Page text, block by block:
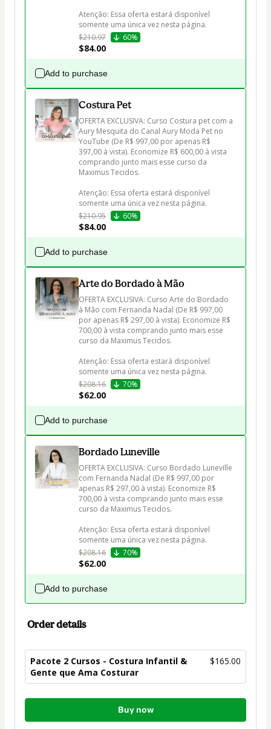
Atenção: Essa oferta estará disponível
$210.97
60%
$84.00
Add to purchase
Costura Pet
OFERTA EXCLUSIVA: Curso Costura pet com a
Aury Mesquita do Canal Aury Moda Pet no
YouTube (De R$ 997,00 por apenas R$
397,00 à vista). Economize R$ 600,00 à vista
comprando junto mais esse curso da
Maximus Tecidos.
Atenção: Essa oferta estará disponível
somente uma única vez nesta página.
$210.95
60%
$84.00
Add to purchase
Arte do Bordado à Mão
OFERTA EXCLUSIVA: Curso Arte do Bordado
à Mão com Fernanda Nadal (De R$ 997,00
por apenas R$ 297,00 à vista). Economize R$
700,00 à vista comprando junto mais esse
curso da Maximus Tecidos.
Atenção: Essa oferta estará disponível
$208.16
70%
$62.00
Add to purchase
Bordado Luneville
OFERTA EXCLUSIVA: Curso Bordado Luneville
com Fernanda Nadal (De R$ 997,00 por
apenas R$ 297,00 à vista). Economize R$
700,00 à vista comprando junto mais esse
curso da Maximus Tecidos.
Atenção: Essa oferta estará disponível
$208.16
70%
$62.00
Add to purchase
Order details
Pacote 2 Cursos - Costura Infantil &
Gente que Ama Costurar
$165.00
Total
Buy now